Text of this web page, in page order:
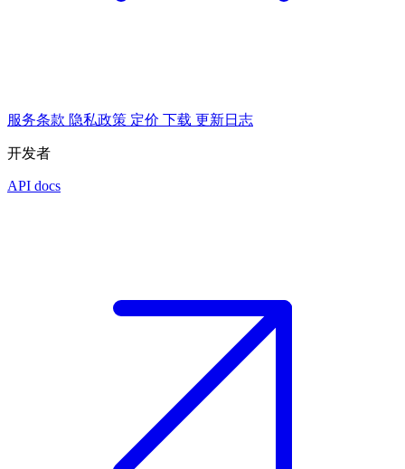
服务条款 隐私政策 定价 下载 更新日志
开发者
API docs